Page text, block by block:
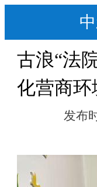
古浪“法
化营商环
发布